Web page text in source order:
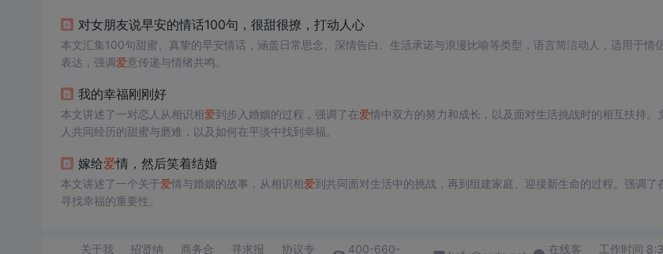
对女朋友说早安的情话100句，很甜很撩，打动人心
本文汇集100句甜蜜、真挚的早安情话，涵盖日常思念、深情告白、生活承诺与浪漫比喻等类型，语言简洁动人，适用于情
表达，强调爱意传递与情绪共鸣。
我的幸福刚刚好
本文讲述了一对恋人从相识相爱到步入婚姻的过程，强调了在爱情中双方的努力和成长，以及面对生活挑战时的相互扶持。
人共同经历的甜蜜与磨难，以及如何在平淡中找到幸福。
嫁给爱情，然后笑着结婚
本文讲述了一个关于爱情与婚姻的故事，从相识相爱到共同面对生活中的挑战，再到组建家庭、迎接新生命的过程。强调了
寻找幸福的重要性。
关于我 招贤纳 商务合 寻求报 协议专 400-660- 在线客 工作时间